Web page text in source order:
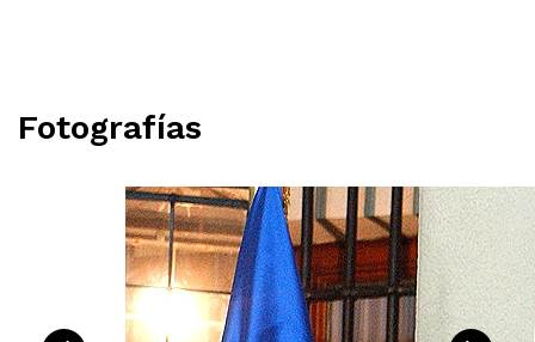
Fotografías